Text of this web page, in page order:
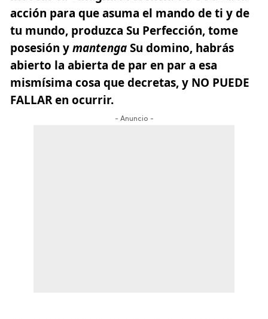
acción para que asuma el mando de ti y de
tu mundo, produzca Su Perfección, tome
posesión ymantengaSu domino, habrás
abierto la abierta de par en par a esa
mismísima cosa que decretas, y NO PUEDE
FALLAR en ocurrir.
- Anuncio -